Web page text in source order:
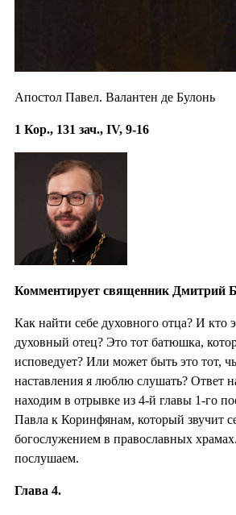
Апостол Павел. Валантен де Булонь
1 Кор., 131 зач., IV, 9-16
Комментирует священник Дмитрий
Как найти себе духовного отца? И кто
духовный отец? Это тот батюшка,
исповедует? Или может быть это тот,
наставления я люблю слушать? Ответ
находим в отрывке из 4-й главы 1-го
Павла к Коринфянам, который звучит
богослужением в православных
послушаем.
Глава 4.